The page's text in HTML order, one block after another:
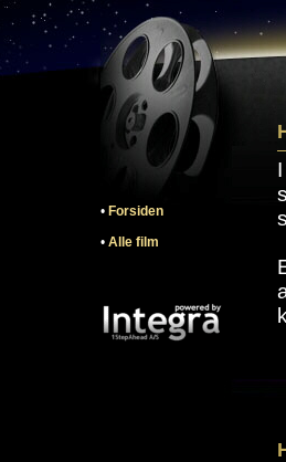
• Forsiden
• Alle film